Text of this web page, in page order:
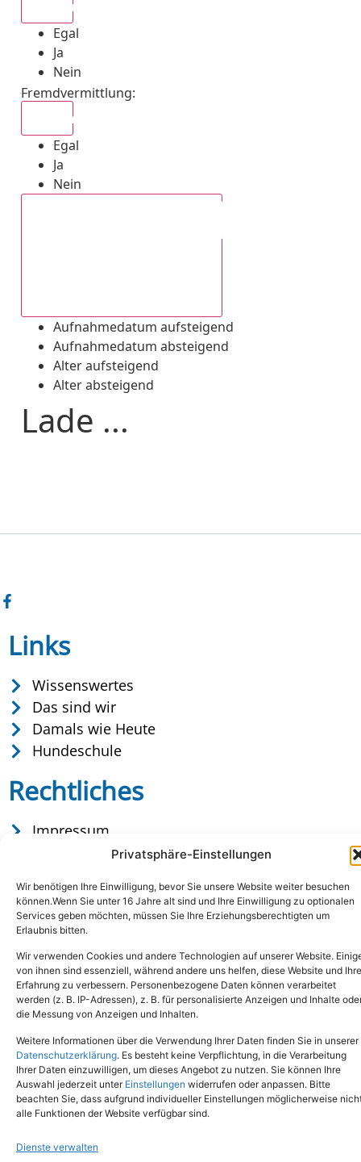
Privatsphäre-Einstellungen
Wir benötigen Ihre Einwilligung, bevor Sie unsere Website weiter besuchen
können.Wenn Sie unter 16 Jahre alt sind und Ihre Einwilligung zu optionalen
Services geben möchten, müssen Sie Ihre Erziehungsberechtigten um
Erlaubnis bitten.
Wir verwenden Cookies und andere Technologien auf unserer Website.
von ihnen sind essenziell, während andere uns helfen, diese Website und Ihre
Erfahrung zu verbessern. Personenbezogene Daten können verarbeitet
werden (z. B. IP-Adressen), z. B. für personalisierte Anzeigen und Inhalte
die Messung von Anzeigen und Inhalten.
Weitere Informationen über die Verwendung Ihrer Daten finden Sie in unserer
Datenschutzerklärung. Es besteht keine Verpflichtung, in die Verarbeitung
Ihrer Daten einzuwilligen, um dieses Angebot zu nutzen. Sie können Ihre
Auswahl jederzeit unter Einstellungen widerrufen oder anpassen. Bitte
beachten Sie, dass aufgrund individueller Einstellungen möglicherweise
alle Funktionen der Website verfügbar sind.
Dienste verwalten
Egal
Ja
Nein
Fremdvermittlung:
Egal
Ja
Nein
Aufnahmedatum aufsteigend
Aufnahmedatum absteigend
Alter aufsteigend
Alter absteigend
Lade ...
Links
Wissenswertes
Das sind wir
Damals wie Heute
Hundeschule
Rechtliches
Impressum
Datenschutz
Copyright © 2024. Alle Rechte vorbehalten.
Tel.: (02651) - 77438info@tierheim-mayen.de
In der Pluns 1, 56727 Mayen